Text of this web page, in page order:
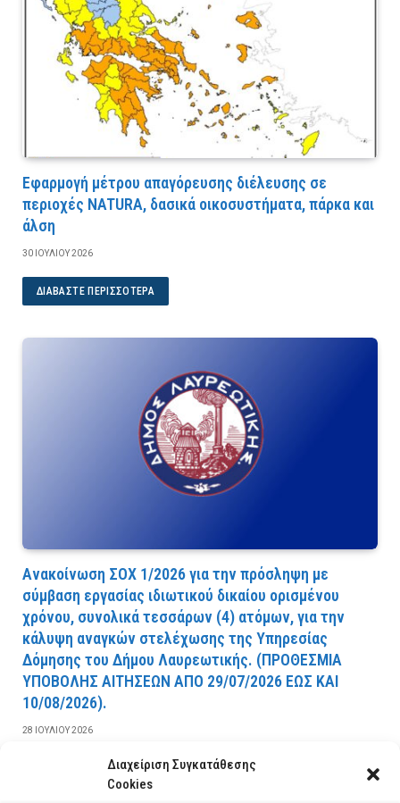
Διαχείριση Συγκατάθεσης
Cookies
Εφαρμογή μέτρου απαγόρευσης διέλευσης σε
περιοχές NATURA, δασικά οικοσυστήματα, πάρκα και
άλση
30 ΙΟΥΛΊΟΥ 2026
ΔΙΑΒΆΣΤΕ ΠΕΡΙΣΣΌΤΕΡΑ
Ανακοίνωση ΣΟΧ 1/2026 για την πρόσληψη με
σύμβαση εργασίας ιδιωτικού δικαίου ορισμένου
χρόνου, συνολικά τεσσάρων (4) ατόμων, για την
κάλυψη αναγκών στελέχωσης της Υπηρεσίας
Δόμησης του Δήμου Λαυρεωτικής. (ΠPOΘEΣMIA
YΠOBOΛHΣ AITHΣEΩN AΠO 29/07/2026 EΩΣ KAI
10/08/2026).
28 ΙΟΥΛΊΟΥ 2026
ΔΙΑΒΆΣΤΕ ΠΕΡΙΣΣΌΤΕΡΑ